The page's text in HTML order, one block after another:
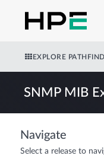
EXPLORE
SNMP MIB
Navigate
Select a release to